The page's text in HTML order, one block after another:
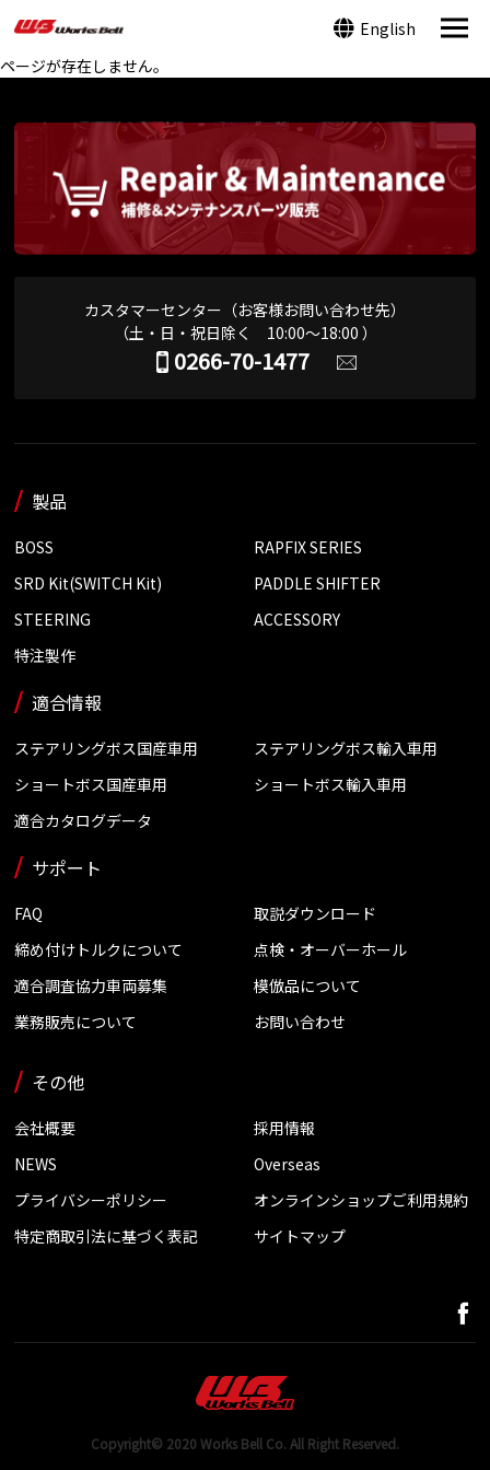
English
ページが存在しません。
カスタマーセンター（お客様お問い合わせ先）
（土・日・祝日除く 10:00～18:00 ）
0266-70-1477
製品
BOSS
RAPFIX SERIES
SRD Kit(SWITCH Kit)
PADDLE SHIFTER
STEERING
ACCESSORY
特注製作
適合情報
ステアリングボス国産車用
ステアリングボス輸入車用
ショートボス国産車用
ショートボス輸入車用
適合カタログデータ
サポート
FAQ
取説ダウンロード
締め付けトルクについて
点検・オーバーホール
適合調査協力車両募集
模倣品について
業務販売について
お問い合わせ
その他
会社概要
採用情報
NEWS
Overseas
プライバシーポリシー
オンラインショップご利用規約
特定商取引法に基づく表記
サイトマップ
Copyright© 2020 Works Bell Co. All Right Reserved.